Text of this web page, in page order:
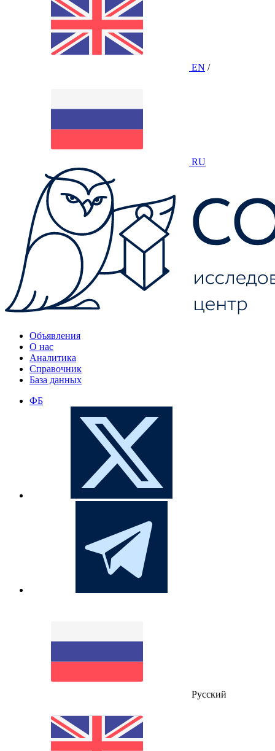
EN /
RU
Объявления
О нас
Аналитика
Справочник
База данных
ФБ
Русский